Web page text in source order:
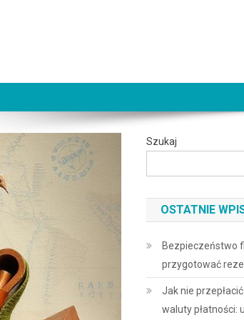
Szukaj
OSTATNIE
Bezpieczeństwo
przygotować
Jak nie
waluty płatności: